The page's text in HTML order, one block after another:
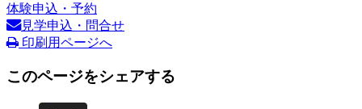
体験申込・予約
見学申込・問合せ
印刷用ページへ
このページをシェアする